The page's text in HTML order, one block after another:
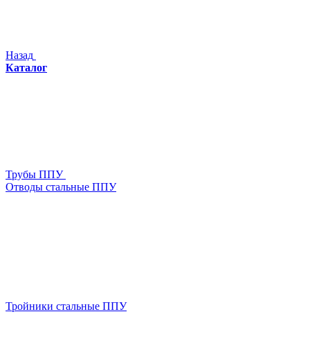
Назад
Каталог
Трубы ППУ
Отводы стальные ППУ
Тройники стальные ППУ